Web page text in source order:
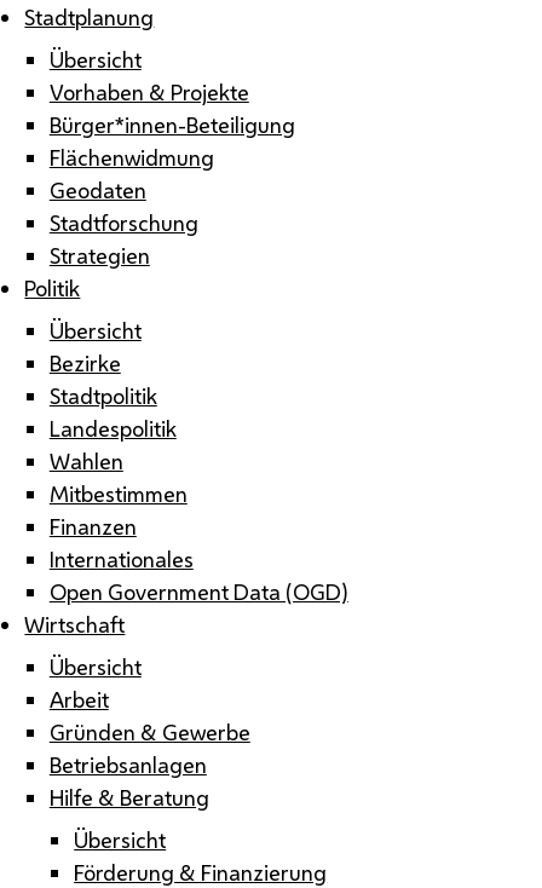
Stadtplanung
Übersicht
Vorhaben & Projekte
Bürger*innen-Beteiligung
Flächenwidmung
Geodaten
Stadtforschung
Strategien
Politik
Übersicht
Bezirke
Stadtpolitik
Landespolitik
Wahlen
Mitbestimmen
Finanzen
Internationales
Open Government Data (OGD)
Wirtschaft
Übersicht
Arbeit
Gründen & Gewerbe
Betriebsanlagen
Hilfe & Beratung
Übersicht
Förderung & Finanzierung